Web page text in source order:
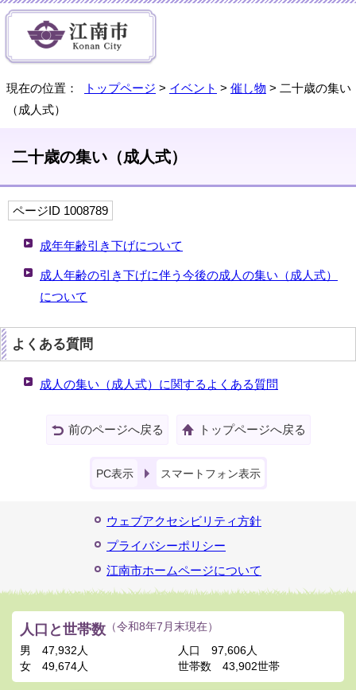
現在の位置： トップページ > イベント > 催し物 > 二十歳の集い
（成人式）
二十歳の集い（成人式）
ページID 1008789
成年年齢引き下げについて
成人年齢の引き下げに伴う今後の成人の集い（成人式）
について
よくある質問
成人の集い（成人式）に関するよくある質問
前のページへ戻る トップページへ戻る
PC表示 スマートフォン表示
ウェブアクセシビリティ方針
プライバシーポリシー
江南市ホームページについて
人口と世帯数 （令和8年7月末現在）
男
47,932人
女
49,674人
人口
97,606人
世帯数
43,902世帯